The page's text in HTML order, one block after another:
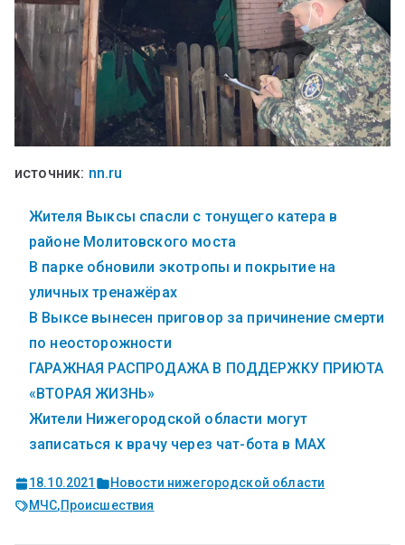
источник: nn.ru
Жителя Выксы спасли с тонущего катера в
районе Молитовского моста
В парке обновили экотропы и покрытие на
уличных тренажёрах
В Выксе вынесен приговор за причинение смерти
по неосторожности
ГАРАЖНАЯ РАСПРОДАЖА В ПОДДЕРЖКУ ПРИЮТА
«ВТОРАЯ ЖИЗНЬ»
Жители Нижегородской области могут
записаться к врачу через чат-бота в MAX
18.10.2021
Новости нижегородской области
МЧС,Происшествия